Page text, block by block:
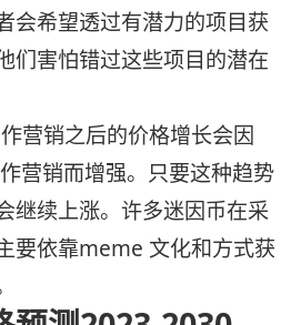
会希望透过有潜力的项目获
们害怕错过这些项目的潜在
营销之后的价格增长会因
营销而增强。只要这种趋势
继续上涨。许多迷因币在采
要依靠meme 文化和方式获